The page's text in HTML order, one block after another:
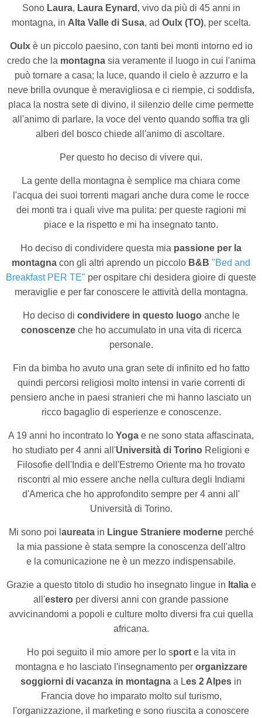
Sono Laura, Laura Eynard , vivo da più di 45 anni in
montagna, in Alta Valle di Susa, ad Oulx (TO), per scelta.
Oulxè un piccolo paesino, con tanti bei monti intorno ed io
credo che la montagnasia veramente il luogo in cui l'anima
può tornare a casa; la luce, quando il cielo è azzurro e la
neve brilla ovunque è meravigliosa e ci riempie, ci soddisfa,
placa la nostra sete di divino, il silenzio delle cime permette
all'animo di parlare, la voce del vento quando soffia tra gli
alberi del bosco chiede all'animo di ascoltare.
Per questo ho deciso di vivere qui.
La gente della montagna è semplice ma chiara come
l'acqua dei suoi torrenti magari anche dura come le rocce
dei monti tra i quali vive ma pulita: per queste ragioni mi
piace e la rispetto e mi ha insegnato tanto.
Ho deciso di condividere questa mia passione per la
montagna con gli altri aprendo un piccolo B&B "Bed and
Breakfast PER TE" per ospitare chi desidera gioire di queste
meraviglie e per far conoscere le attività della montagna.
Ho deciso di condividere in questo luogoanche le
conoscenzeche ho accumulato in una vita di ricerca
personale.
Fin da bimba ho avuto una gran sete di infinito ed ho fatto
quindi percorsi religiosi molto intensi in varie correnti di
pensiero anche in paesi stranieri che mi hanno lasciato un
ricco bagaglio di esperienze e conoscenze.
A 19 anni ho incontrato lo Yoga e ne sono stata affascinata,
ho studiato per 4 anni all'Università di Torino Religioni e
Filosofie dell'India e dell'Estremo Oriente ma ho trovato
riscontri al mio essere anche nella cultura degli Indiami
d'America che ho approfondito sempre per 4 anni all'
Università di Torino.
Mi sono poi l aureatain Lingue Straniere moderneperché
la mia passione è stata sempre la conoscenza dell'altro
e la comunicazione ne è un mezzo indispensabile.
Grazie a questo titolo di studio ho insegnato lingue in Italiae
all'estero per diversi anni con grande passione
avvicinandomi a popoli e culture molto diversi fra cui quella
africana.
Ho poi seguito il mio amore per lo sporte la vita in
montagna e ho lasciato l'insegnamento per organizzare
soggiorni di vacanza in montagna a Les 2 Alpes in
Francia dove ho imparato molto sul turismo,
l'organizzazione, il marketing e sono riuscita a conoscere